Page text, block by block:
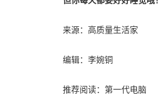
来源：高质量生活家
编辑：李婉铜
推荐阅读： 第一代电脑